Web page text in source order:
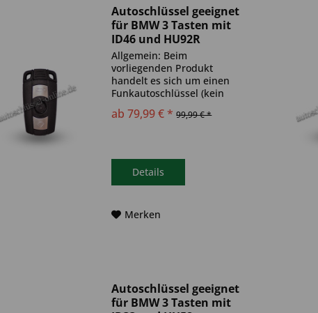
Autoschlüssel geeignet
für BMW 3 Tasten mit
ID46 und HU92R
(Aftermarket Produkt)
Allgemein: Beim
vorliegenden Produkt
handelt es sich um einen
Funkautoschlüssel (kein
Original). Es ist eine
Wegfahrsperre
verbaut. Bitte achte darauf,
dass der Autoschlüssel
ab 79,99 € * 99,99 € *
Details
Merken
Autoschlüssel geeignet
für BMW 3 Tasten mit